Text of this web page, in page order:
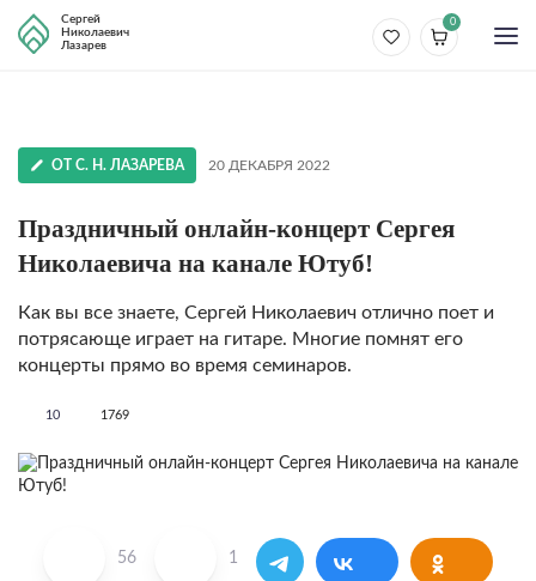
Сергей
Николаевич
Лазарев
0
ОТ С. Н. ЛАЗАРЕВА 20 ДЕКАБРЯ 2022
Праздничный онлайн-концерт Сергея
Николаевича на канале Ютуб!
Как вы все знаете, Сергей Николаевич отлично поет и
потрясающе играет на гитаре. Многие помнят его
концерты прямо во время семинаров.
10 1769
56 1